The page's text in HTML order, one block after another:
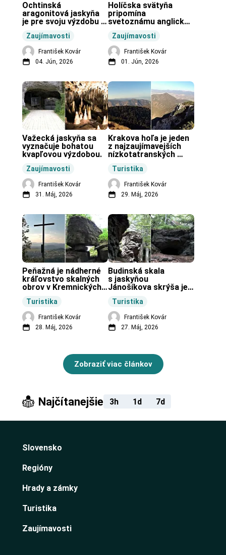
Zaujímavosti
Ochtinská
aragonitová jaskyňa
je pre svoju výzdobu
vo svete.
František Kovár
04. Jún, 2026
Zaujímavosti
Holíčska svätyňa
pripomína
svetoznámu anglickú
František Kovár
01. Jún, 2026
Zaujímavosti
Važecká jaskyňa sa
vyznačuje bohatou
kvapľovou výzdobou.
František Kovár
31. Máj, 2026
Turistika
Krakova hoľa je jeden
z najzaujímavejších
nízkotatranských
František Kovár
29. Máj, 2026
Turistika
Peňažná je nádherné
kráľovstvo skalných
obrov v Kremnických
František Kovár
28. Máj, 2026
Turistika
Budinská skala
s jaskyňou
Jánošíkova skrýša je
obci Budiná.
František Kovár
27. Máj, 2026
Zobraziť viac článkov
Najčítanejšie 3h 1d 7d
Slovensko
Regióny
Hrady a zámky
Turistika
Zaujímavosti